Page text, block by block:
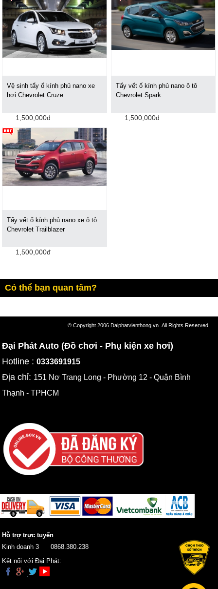
Vệ sinh tẩy ổ kính phủ nano xe
hơi Chevrolet Cruze
1,500,000đ
Tẩy vết ố kính phủ nano ô tô
Chevrolet Spark
1,500,000đ
Tẩy vết ố kính phủ nano xe ô tô
Chevrolet Trailblazer
1,500,000đ
Có thể bạn quan tâm?
© Copyright 2006 Daiphatvienthong.vn .All Rights Reserved
Đại Phát Auto (Đồ chơi - Phụ kiện xe hơi)
Hotline :0333691915
Địa chỉ: 151 Nơ Trang Long - Phường 12 - Quận Bình
Thạnh - TPHCM
Hỗ trợ trực tuyến
Kinh doanh 3
0868.380.238
Kết nối với Đại Phát: